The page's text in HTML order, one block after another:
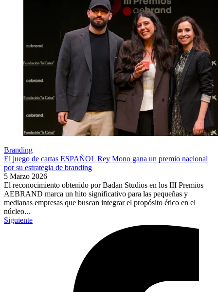
Branding
El juego de cartas ESPAÑOL Rey Mono gana un premio nacional
por su estrategia de branding
5 Marzo 2026
El reconocimiento obtenido por Badan Studios en los III Premios
AEBRAND marca un hito significativo para las pequeñas y
medianas empresas que buscan integrar el propósito ético en el
núcleo...
Siguiente